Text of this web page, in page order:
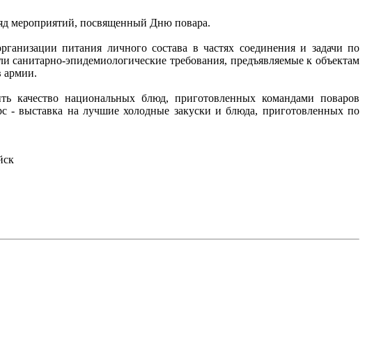
мероприятий, посвященный Дню повара.
питания личного состава в частях соединения и задачи по
эпидемиологические требования, предъявляемые к объектам
армии.
национальных блюд, приготовленных командами поваров
- выставка на лучшие холодные закуски и блюда, приготовленных по